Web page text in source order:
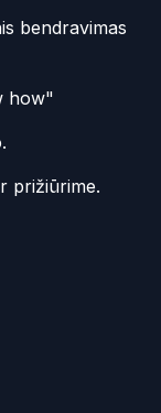
bendravimas
how"
prižiūrime.